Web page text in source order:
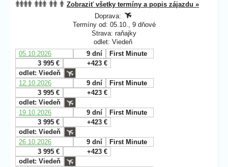
Zobraziť všetky termíny a popis zájazdu »
Doprava:
Termíny od: 05.10., 9 dňové
Strava: raňajky
odlet: Viedeň
05.10.2026
9 dní
First Minute
3 995 €
+423 €
odlet: Viedeň
12.10.2026
9 dní
First Minute
3 995 €
+423 €
odlet: Viedeň
19.10.2026
9 dní
First Minute
3 995 €
+423 €
odlet: Viedeň
26.10.2026
9 dní
First Minute
3 995 €
+423 €
odlet: Viedeň